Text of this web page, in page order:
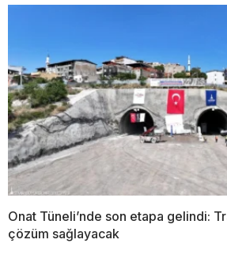
Onat Tüneli’nde son etapa gelindi:
çözüm sağlayacak